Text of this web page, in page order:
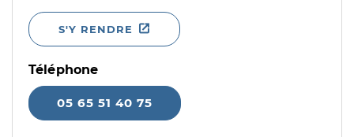
S'Y RENDRE
Téléphone
05 65 51 40 75